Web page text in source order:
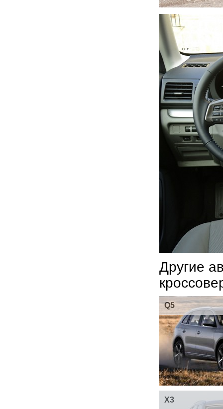
Другие
Q5
X3